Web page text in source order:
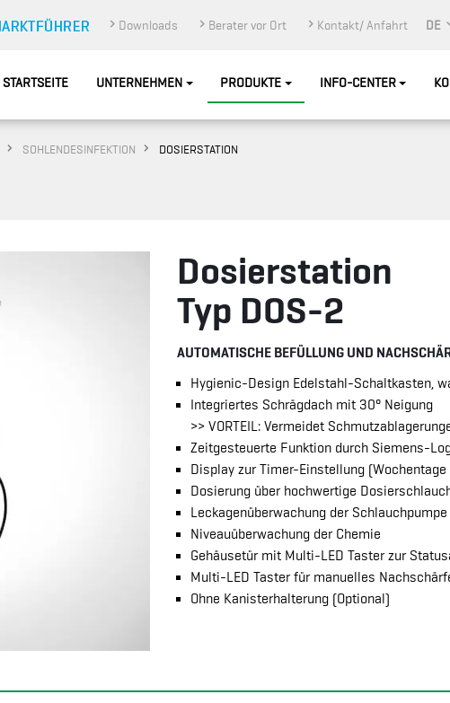
Downloads Berater vor Ort Kontakt/ Anfahrt DE
STARTSEITE UNTERNEHMEN PRODUKTE INFO-CENTER
SOHLENDESINFEKTION DOSIERSTATION
Dosierstation
Typ DOS-2
AUTOMATISCHE BEFÜLLUNG UND
Hygienic-Design Edelstahl-Schaltkasten,
Integriertes Schrägdach mit 30° Neigung
>> VORTEIL: Vermeidet
Zeitgesteuerte Funktion durch Siemens-
Display zur Timer-Einstellung
Dosierung über hochwertige
Leckagenüberwachung der Schlauchpumpe
Niveauüberwachung der Chemie
Gehäusetür mit Multi-LED Taster zur
Multi-LED Taster für manuelles
Ohne Kanisterhalterung (Optional)